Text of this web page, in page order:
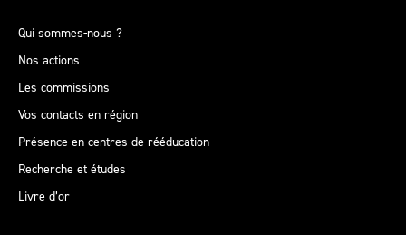
Qui sommes-nous ?
Nos actions
Les commissions
Vos contacts en région
Présence en centres de rééducation
Recherche et études
Livre d’or